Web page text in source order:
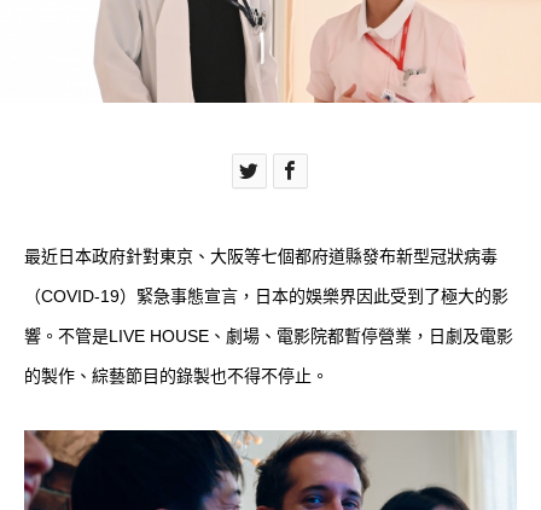
最近日本政府針對東京、大阪等七個都府道縣發布新型冠狀病毒
（COVID-19）緊急事態宣言，日本的娛樂界因此受到了極大的影
響。不管是LIVE HOUSE、劇場、電影院都暫停營業，日劇及電影
的製作、綜藝節目的錄製也不得不停止。